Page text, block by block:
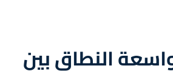
النطاق بين